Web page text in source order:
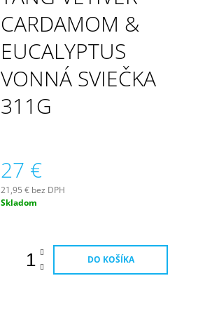
CARDAMOM &
EUCALYPTUS
VONNÁ SVIEČKA
311G
27 €
21,95 € bez DPH
Jednotková
Skladom
DO KOŠÍKA
16,90 €